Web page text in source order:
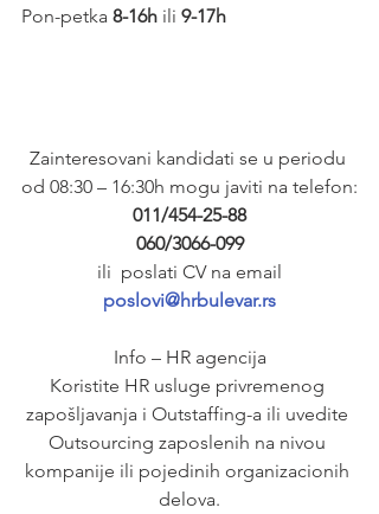
Pon-petka 8-16h ili 9-17h
Zainteresovani kandidati se u periodu
od 08:30 – 16:30h mogu javiti na telefon:
011/454-25-88
060/3066-099
ili  poslati CV na email
poslovi@hrbulevar.rs
Info – HR agencija
Koristite HR usluge privremenog
zapošljavanja i Outstaffing-a ili uvedite
Outsourcing zaposlenih na nivou
kompanije ili pojedinih organizacionih
delova.